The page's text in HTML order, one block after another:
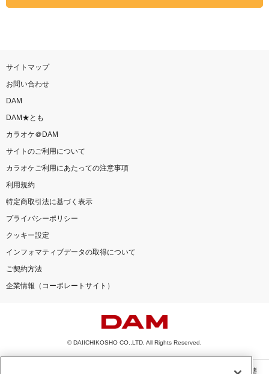
サイトマップ
お問い合わせ
DAM
DAM★とも
カラオケ＠DAM
サイトのご利用について
カラオケご利用にあたっての注意事項
利用規約
特定商取引法に基づく表示
プライバシーポリシー
クッキー設定
インフォマティブデータの取得について
ご契約方法
企業情報（コーポレートサイト）
© DAIICHIKOSHO CO.,LTD. All Rights Reserved.
このサイトに掲載されている一切の文章・画像・写真・動画・音声等を、手段や形態